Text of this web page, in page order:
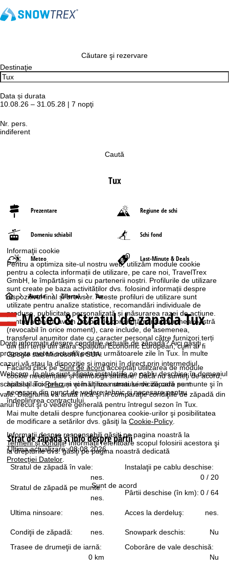
Informaţii cookie
Pentru a optimiza site-ul nostru web, utilizăm module cookie
pentru a colecta informații de utilizare, pe care noi, TravelTrex
GmbH, le împărtășim și cu partenerii noștri. Profilurile de utilizare
sunt create pe baza activităților dvs. folosind informații despre
dispozitivul final și browser. Aceste profiluri de utilizare sunt
utilizate pentru analize statistice, recomandări individuale de
produse, publicitate personalizată și măsurarea razei de acțiune.
Pentru aceasta avem nevoie de consimțământul dumneavoastră
(revocabil în orice moment), care include, de asemenea,
transferul anumitor date cu caracter personal către furnizori terți
din țări terțe din afara Spațiului Economic European, cum ar fi
Google sau Microsoft în SUA.
Făcând click peSunt de acordacceptați utilizarea de module
cookie neesențiale și tehnologii similare. Dacă nu sunteţi de acord,
apăsaţi aiciRefuzși vom utiliza numai serviciile care sunt
necesare din punct de vedere tehnic și necesare pentru
îndeplinirea contractului.
Mai multe detalii despre funcţionarea cookie-urilor şi posibilitatea
de modificare a setărilor dvs. găsiţi laCookie-Policy
Informaţii despre responsabili găsiţi pe pagina noastră la
Termeni şi condiţii. Informaţii referitoare scopul folosirii acestora şi
la drepturile dvs. găsiţi pe pagina noastră dedicată
Protecţiei Datelor
Sunt de acord
Căutare şi rezervare
Destinaţie
Data și durata
10.08.26 – 31.05.28 | 7 nopţi
Nr. pers.
indiferent
Caută
Tux
Prezentare Regiune de schi
Domeniu schiabil Schi fond
Meteo Last-Minute & Deals
A
c
a
s
ă
Austria Zillertal Tux
Meteo & Stratul de zapada Tux
Doriţi informaţii despre condiţiile actuale de zăpadă? Aici găsiţi
prognoza meteo actuală pentru următoarele zile în Tux. În multe
cazuri vă stau la dispoziţie şi imagini în direct prin intermediul
Webcam. În plus sunt afişate instalaţiile pe cablu deschise în domeniul
schiabil al Tux precum şi înălţimea stratului de zăpadă pe munte şi în
vale. Diagrama vă arată încă şi în comparaţie condiţiile de zăpadă din
anul trecut şi o vedere generală pentru întregul sezon în Tux.
Strat de zăpadă şi info despre pârtii
Ultima actualizare: 08.08.2026
Stratul de zăpadă în vale:
nes.
Instalaţii pe cablu deschise:
0 / 20
Stratul de zăpadă pe munte:
nes.
Pârtii deschise (în km): 0 / 64
Ultima ninsoare: nes. Acces la derdeluş: nes.
Condiţii de zăpadă: nes. Snowpark deschis:
Nu
Trasee de drumeţii de iarnă:
0 km
Coborâre de vale deschisă:
Nu